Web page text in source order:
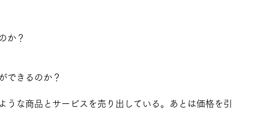
か？
できるのか？
な商品とサービスを売り出している。あとは価格を引